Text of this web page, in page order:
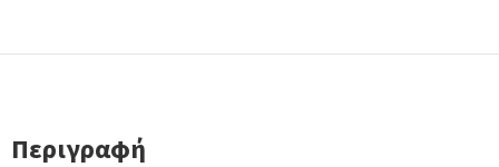
Περιγραφή